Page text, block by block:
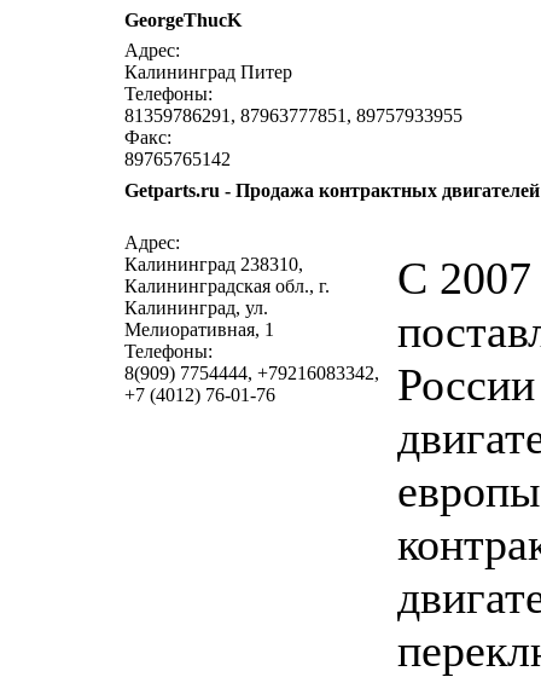
GeorgeThucK
Адрес:
Калининград Питер
Телефоны:
81359786291, 87963777851, 89757933955
Факс:
89765765142
Getparts.ru - Продажа контрактных
Адрес:
Калининград 238310,
Калининградская обл., г.
Калининград, ул.
Мелиоративная, 1
Телефоны:
8(909) 7754444, +79216083342,
+7 (4012) 76-01-76
С